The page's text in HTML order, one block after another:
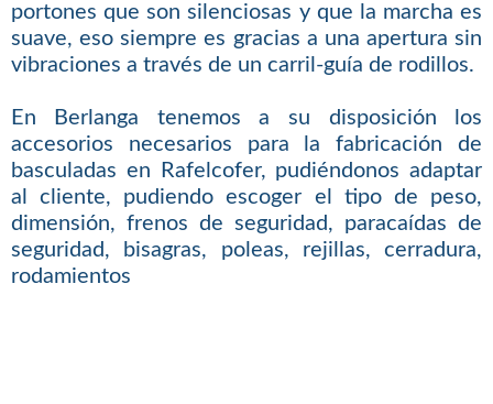
portones que son silenciosas y que la marcha es
suave, eso siempre es gracias a una apertura sin
vibraciones a través de un carril-guía de rodillos.
En Berlanga tenemos a su disposición los
accesorios necesarios para la fabricación de
basculadas en Rafelcofer, pudiéndonos adaptar
al cliente, pudiendo escoger el tipo de peso,
dimensión, frenos de seguridad, paracaídas de
seguridad, bisagras, poleas, rejillas, cerradura,
rodamientos